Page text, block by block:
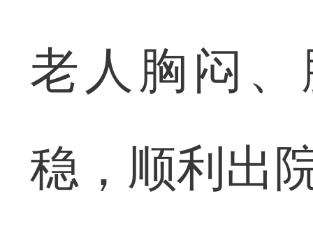
老人胸闷
稳，顺利出